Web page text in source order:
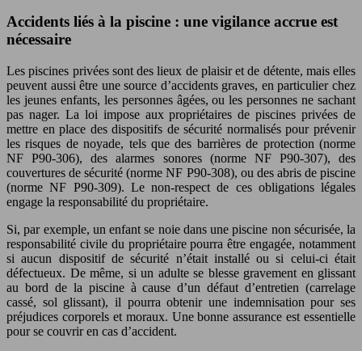
Accidents liés à la piscine : une vigilance accrue est
nécessaire
Les piscines privées sont des lieux de plaisir et de détente, mais elles
peuvent aussi être une source d’accidents graves, en particulier chez
les jeunes enfants, les personnes âgées, ou les personnes ne sachant
pas nager. La loi impose aux propriétaires de piscines privées de
mettre en place des dispositifs de sécurité normalisés pour prévenir
les risques de noyade, tels que des barrières de protection (norme
NF P90-306), des alarmes sonores (norme NF P90-307), des
couvertures de sécurité (norme NF P90-308), ou des abris de piscine
(norme NF P90-309). Le non-respect de ces obligations légales
engage la responsabilité du propriétaire.
Si, par exemple, un enfant se noie dans une piscine non sécurisée, la
responsabilité civile du propriétaire pourra être engagée, notamment
si aucun dispositif de sécurité n’était installé ou si celui-ci était
défectueux. De même, si un adulte se blesse gravement en glissant
au bord de la piscine à cause d’un défaut d’entretien (carrelage
cassé, sol glissant), il pourra obtenir une indemnisation pour ses
préjudices corporels et moraux. Une bonne assurance est essentielle
pour se couvrir en cas d’accident.